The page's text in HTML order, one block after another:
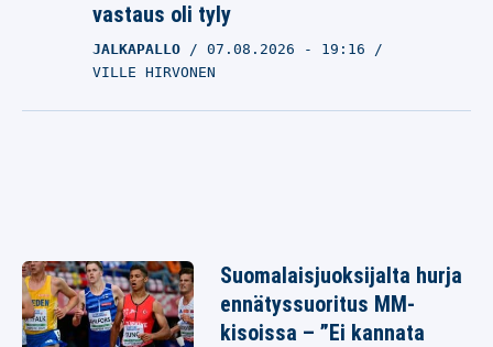
vastaus oli tyly
JALKAPALLO 07.08.2026 - 19:16
VILLE HIRVONEN
Suomalaisjuoksijalta hurja
ennätyssuoritus MM-
kisoissa – ”Ei kannata